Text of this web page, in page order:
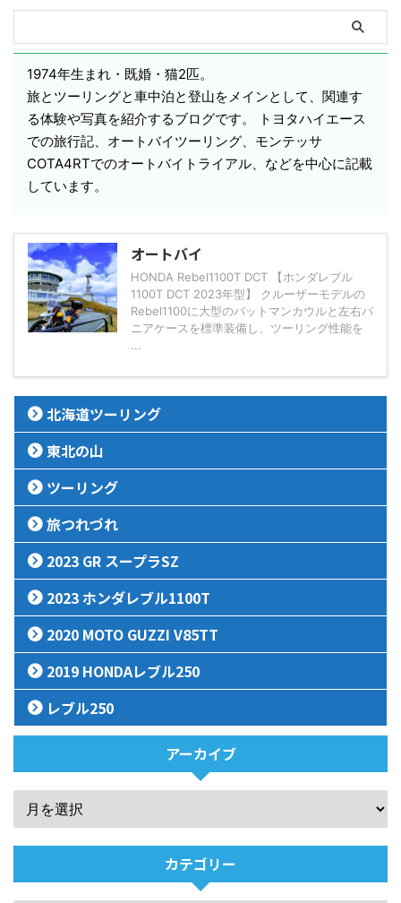
1974年生まれ・既婚・猫2匹。
旅とツーリングと車中泊と登山をメインとして、関連す
る体験や写真を紹介するブログです。 トヨタハイエース
での旅行記、オートバイツーリング、モンテッサ
COTA4RTでのオートバイトライアル、などを中心に記載
しています。
オートバイ
HONDA Rebel1100T DCT 【ホンダレブル
1100T DCT 2023年型】 クルーザーモデルの
Rebel1100に大型のバットマンカウルと左右パ
ニアケースを標準装備し、ツーリング性能を
...
北海道ツーリング
東北の山
ツーリング
旅つれづれ
2023 GR スープラSZ
2023 ホンダレブル1100T
2020 MOTO GUZZI V85TT
2019 HONDAレブル250
レブル250
アーカイブ
カテゴリー